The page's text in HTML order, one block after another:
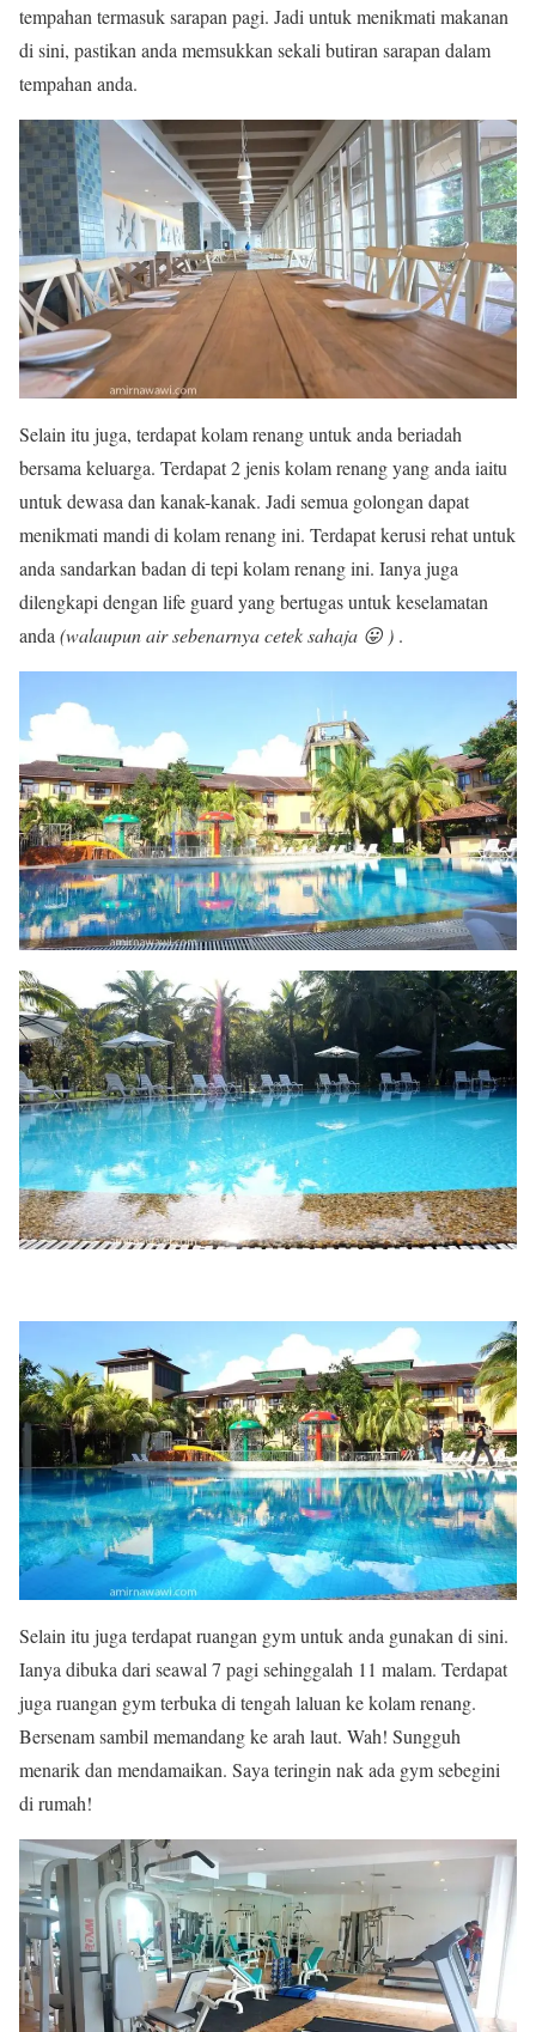
tempahan termasuk sarapan pagi. Jadi untuk menikmati makanan
di sini, pastikan anda memsukkan sekali butiran sarapan dalam
tempahan anda.
Selain itu juga, terdapat kolam renang untuk anda beriadah
bersama keluarga. Terdapat 2 jenis kolam renang yang anda iaitu
untuk dewasa dan kanak-kanak. Jadi semua golongan dapat
menikmati mandi di kolam renang ini. Terdapat kerusi rehat untuk
anda sandarkan badan di tepi kolam renang ini. Ianya juga
dilengkapi dengan life guard yang bertugas untuk keselamatan
anda (walaupun air sebenarnya cetek sahaja 😛 ) .
Selain itu juga terdapat ruangan gym untuk anda gunakan di sini.
Ianya dibuka dari seawal 7 pagi sehinggalah 11 malam. Terdapat
juga ruangan gym terbuka di tengah laluan ke kolam renang.
Bersenam sambil memandang ke arah laut. Wah! Sungguh
menarik dan mendamaikan. Saya teringin nak ada gym sebegini
di rumah!